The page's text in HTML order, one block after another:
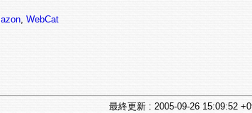
, WebCat
最終更新: 2005-09-26 15:09:52